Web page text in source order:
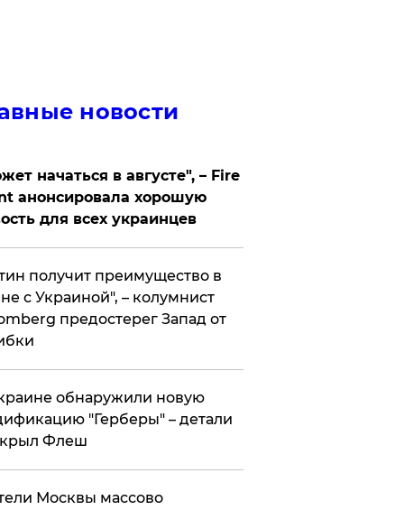
новости
начаться в августе", – Fire
анонсировала хорошую
для всех украинцев
получит преимущество в
с Украиной", – колумнист
предостерег Запад от
обнаружили новую
"Герберы" – детали
Флеш
Москвы массово